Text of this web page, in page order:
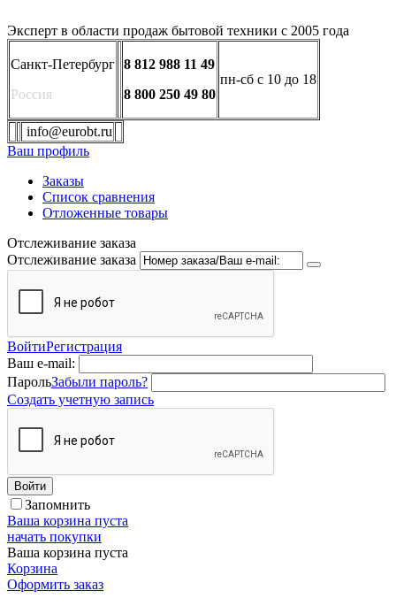
Эксперт в области продаж бытовой техники с 2005 года
Санкт-Петербург
Россия
8 812 988 11 49
8 800 250 49 80
пн-сб с 10 до 18
info@eurobt.ru
Ваш профиль
Заказы
Список сравнения
Отложенные товары
Отслеживание заказа
Отслеживание заказа
ВойтиРегистрация
Ваш e-mail:
ПарольЗабыли пароль?
Создать учетную запись
Войти
Запомнить
Ваша корзина пуста
начать покупки
Ваша корзина пуста
Корзина
Оформить заказ